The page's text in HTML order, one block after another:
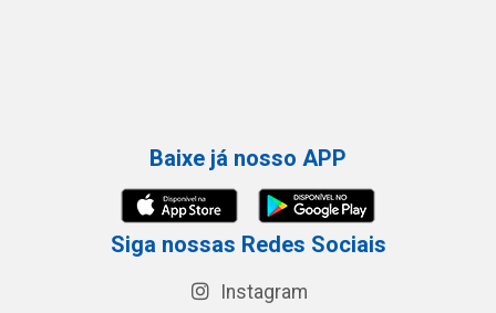
Baixe já nosso APP
Siga nossas Redes Sociais
Instagram